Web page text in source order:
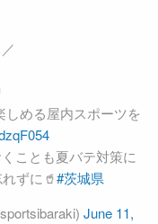
しめる屋内スポーツを
ことも夏バテ対策に
ずに🥤#茨城県
June 11,